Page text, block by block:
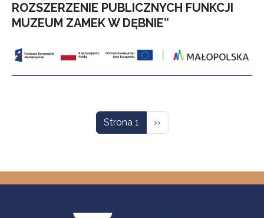
ROZSZERZENIE PUBLICZNYCH FUNKCJI
MUZEUM ZAMEK W DĘBNIE”
Strona 1 Następna strona
››